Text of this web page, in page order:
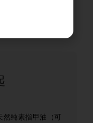
然纯素指甲油（可